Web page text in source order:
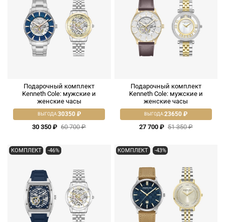
Подарочный комплект
Kenneth Cole: мужские и
женские часы
30 350 ₽ 60 700 ₽
ВЫГОДА:30350 ₽
Подарочный комплект
Kenneth Cole: мужские и
женские часы
27 700 ₽ 51 350 ₽
ВЫГОДА:23650 ₽
КОМПЛЕКТ -46% КОМПЛЕКТ -43%